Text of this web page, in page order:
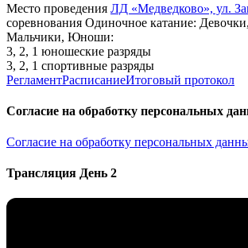
Место проведения ЛД «Медведково», ул.
соревнования Одиночное катание:
Мальчики, Юноши:
3, 2, 1 юношеские разряды
3, 2, 1 спортивные разряды
РегламентРасписаниеИтоговый протокол
Согласие на обработку персональных
Согласие на обработку персональных
Трансляция День 2